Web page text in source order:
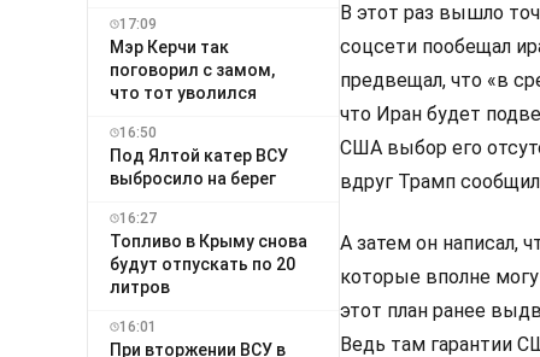
17:09
Мэр Керчи так
поговорил с замом,
что тот уволился
16:50
Под Ялтой катер ВСУ
выбросило на берег
16:27
Топливо в Крыму снова
будут отпускать по 20
литров
16:01
При вторжении ВСУ в
В этот раз вышло
соцсети пообещал
предвещал, что «в
что Иран будет
США выбор его
вдруг Трамп
А затем он написал,
которые вполне
этот план ранее
Ведь там гарантии